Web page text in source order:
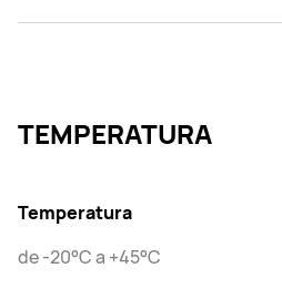
TEMPERATURA
Temperatura
de -20°C a +45°C